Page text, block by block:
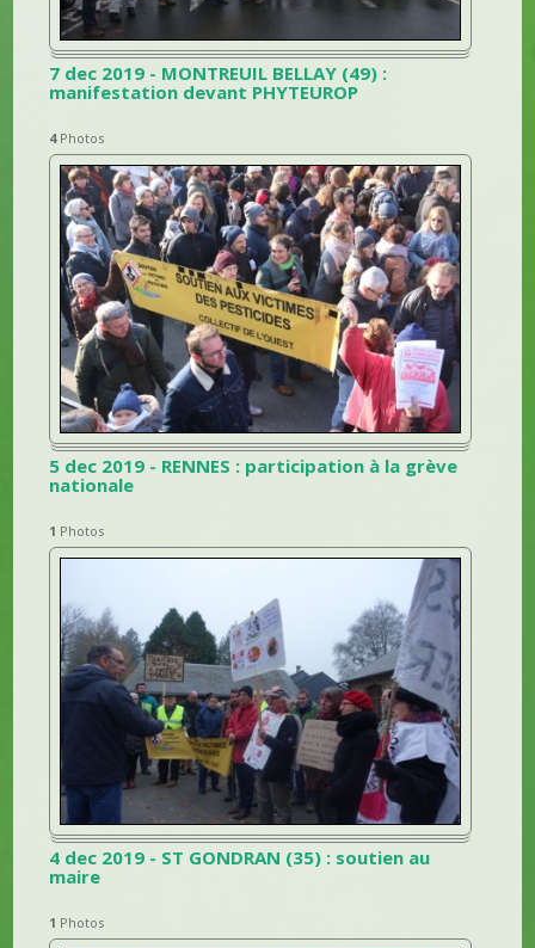
7 dec 2019 - MONTREUIL BELLAY (49) :
manifestation devant PHYTEUROP
4Photos
5 dec 2019 - RENNES : participation à la grève
nationale
1 Photos
4 dec 2019 - ST GONDRAN (35) : soutien au
maire
1 Photos